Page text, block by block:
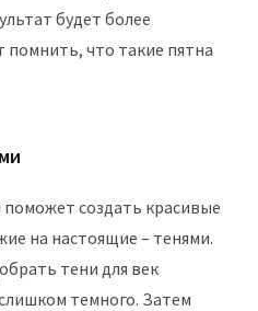
будет более
что такие пятна
создать красивые
на настоящие – тенями.
тени для век
темного. Затем